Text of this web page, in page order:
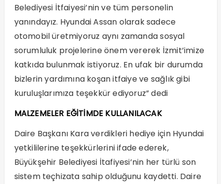
Belediyesi İtfaiyesi’nin ve tüm personelin
yanındayız. Hyundai Assan olarak sadece
otomobil üretmiyoruz aynı zamanda sosyal
sorumluluk projelerine önem vererek İzmit’imize
katkıda bulunmak istiyoruz. En ufak bir durumda
bizlerin yardımına koşan itfaiye ve sağlık gibi
kuruluşlarımıza teşekkür ediyoruz” dedi
MALZEMELER EĞİTİMDE KULLANILACAK
Daire Başkanı Kara verdikleri hediye için Hyundai
yetkililerine teşekkürlerini ifade ederek,
Büyükşehir Belediyesi İtafiyesi’nin her türlü son
sistem teçhizata sahip olduğunu kaydetti. Daire